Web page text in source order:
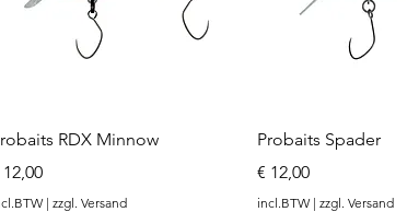
Snel overzicht
RDX Minnow
| zzgl. Versand
Snel overzicht
Probaits Spader
Prijs
€ 12,00
incl.BTW | zzgl. Versand